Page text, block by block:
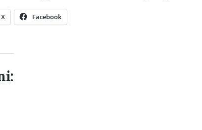
X Facebook